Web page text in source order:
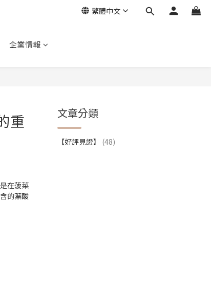
繁體中文
企業情報
重
在菠菜
的葉酸
文章分類
【好評見證】 (48)